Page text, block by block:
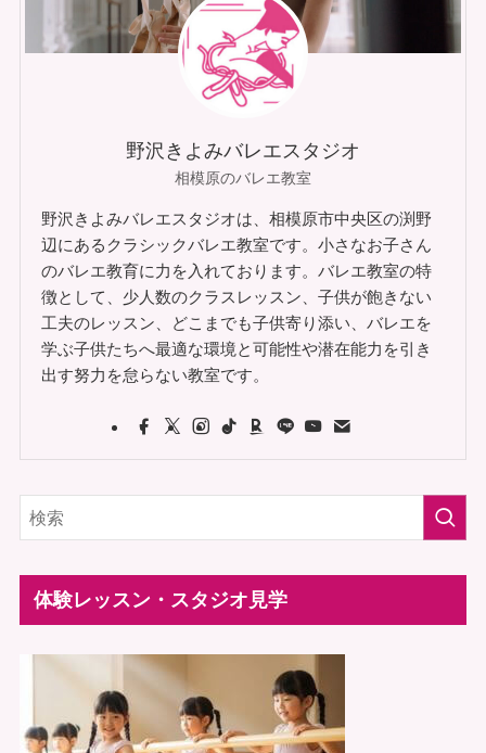
野沢きよみバレエスタジオ
相模原のバレエ教室
野沢きよみバレエスタジオは、相模原市中央区の渕野
辺にあるクラシックバレエ教室です。小さなお子さん
のバレエ教育に力を入れております。バレエ教室の特
徴として、少人数のクラスレッスン、子供が飽きない
工夫のレッスン、どこまでも子供寄り添い、バレエを
学ぶ子供たちへ最適な環境と可能性や潜在能力を引き
出す努力を怠らない教室です。
体験レッスン・スタジオ見学